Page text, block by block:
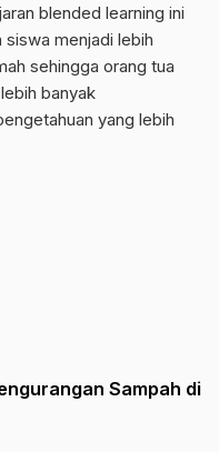
blended learning ini
siswa menjadi lebih
sehingga orang tua
banyak
yang lebih
Sampah di